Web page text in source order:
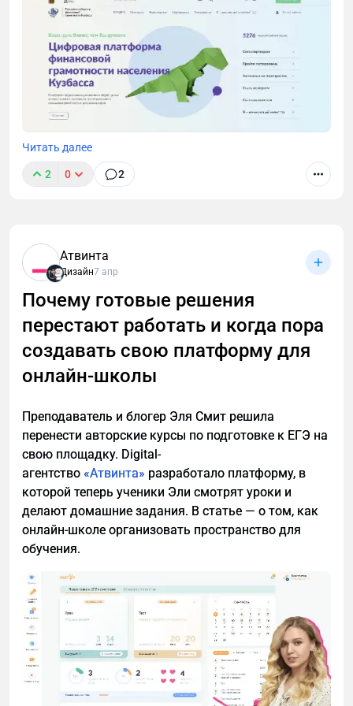
Рассказали, как преобразовали идею персонажа-
динозавра Растишки в оригами-дракона
Читать далее
2 0 2
Атвинта
Дизайн7 апр
Почему готовые решения
перестают работать и когда пора
создавать свою платформу для
онлайн-школы
Преподаватель и блогер Эля Смит решила
перенести авторские курсы по подготовке к ЕГЭ на
свою площадку. Digital-
агентство «Атвинта» разработало платформу, в
которой теперь ученики Эли смотрят уроки и
делают домашние задания. В статье — о том, как
онлайн-школе организовать пространство для
обучения.